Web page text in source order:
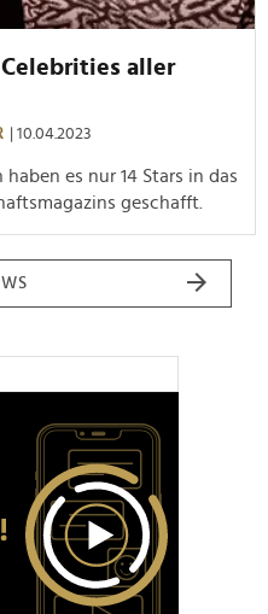
aller
| 10.04.2023
es nur 14 Stars in das
geschafft.